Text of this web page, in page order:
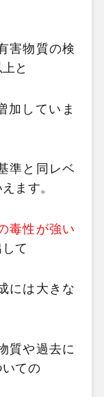
害物質の検
と
加していま
準と同レベ
ます。
毒性が強い
て
には大きな
質や過去に
ての